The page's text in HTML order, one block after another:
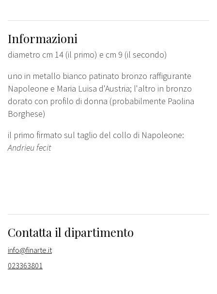
Informazioni
diametro cm 14 (il primo) e cm 9 (il secondo)
uno in metallo bianco patinato bronzo raffigurante
Napoleone e Maria Luisa d'Austria; l'altro in bronzo
dorato con profilo di donna (probabilmente Paolina
Borghese)
il primo firmato sul taglio del collo di Napoleone:
Andrieu fecit
Contatta il dipartimento
info@finarte.it
023363801